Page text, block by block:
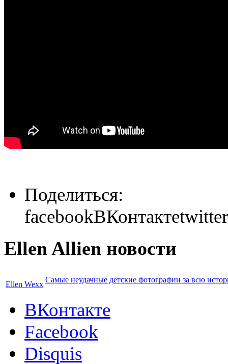
Поделиться:
facebookВКонтактеtwitter
Ellen Allien новости
Ellen Wexx
Cамые неудачные детские фотографии за всю
ВКонтакте
Facebook
Disquis